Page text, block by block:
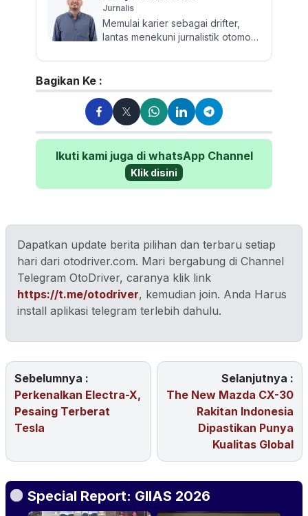
Jurnalis
Memulai karier sebagai drifter,
lantas menekuni jurnalistik otomotif
Walau sering mereview...
Bagikan Ke :
Ikuti kami juga di whatsApp Channel
Klik disini
Dapatkan update berita pilihan dan terbaru setiap
hari dari otodriver.com. Mari bergabung di Channel
Telegram OtoDriver, caranya klik link
https://t.me/otodriver, kemudian join. Anda Harus
install aplikasi telegram terlebih dahulu.
Sebelumnya :
Perkenalkan Electra-X,
Pesaing Terberat
Tesla
Selanjutnya :
The New Mazda CX-30
Rakitan Indonesia
Dipastikan Punya
Kualitas Global
Special Report: GIIAS 2026